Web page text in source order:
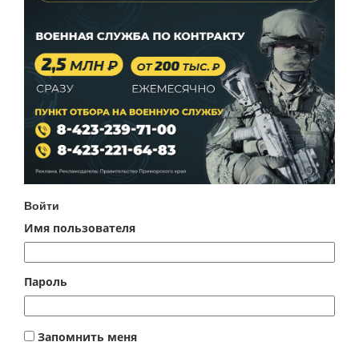
Войти
Имя пользователя
Пароль
Запомнить меня